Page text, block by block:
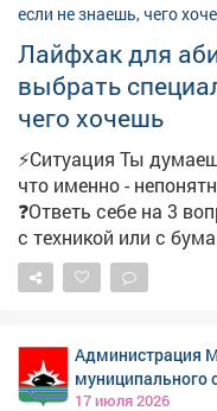
работу станции.
он разрабатывает
как работают разные
проекта –
школьникам сложную
эффективной, но и
Команда уже
мероприятий и
риск паводков.
школьника есть шанс
энергетике.
Лайфхак для
выбрать
чего хочешь
⚡Ситуация Ты думаешь: «Ну, технарь - это про меня, а
что именно -
❓Ответь себе на 3 вопроса: 1. Мне
с техникой или с бумагами/
свежем воздухе или в
быстрый результат
СВЕЖИЙ ВОЗДУХ +
«Открытые горные
«Строительство и
Администрация
муниципального
17 июля 2026